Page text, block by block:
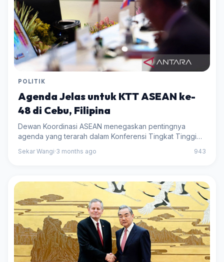
POLITIK
Agenda Jelas untuk KTT ASEAN ke-
48 di Cebu, Filipina
Dewan Koordinasi ASEAN menegaskan pentingnya
agenda yang terarah dalam Konferensi Tingkat Tinggi
berarti bagi kawasan.
Sekar Wangi·3 months ago 943